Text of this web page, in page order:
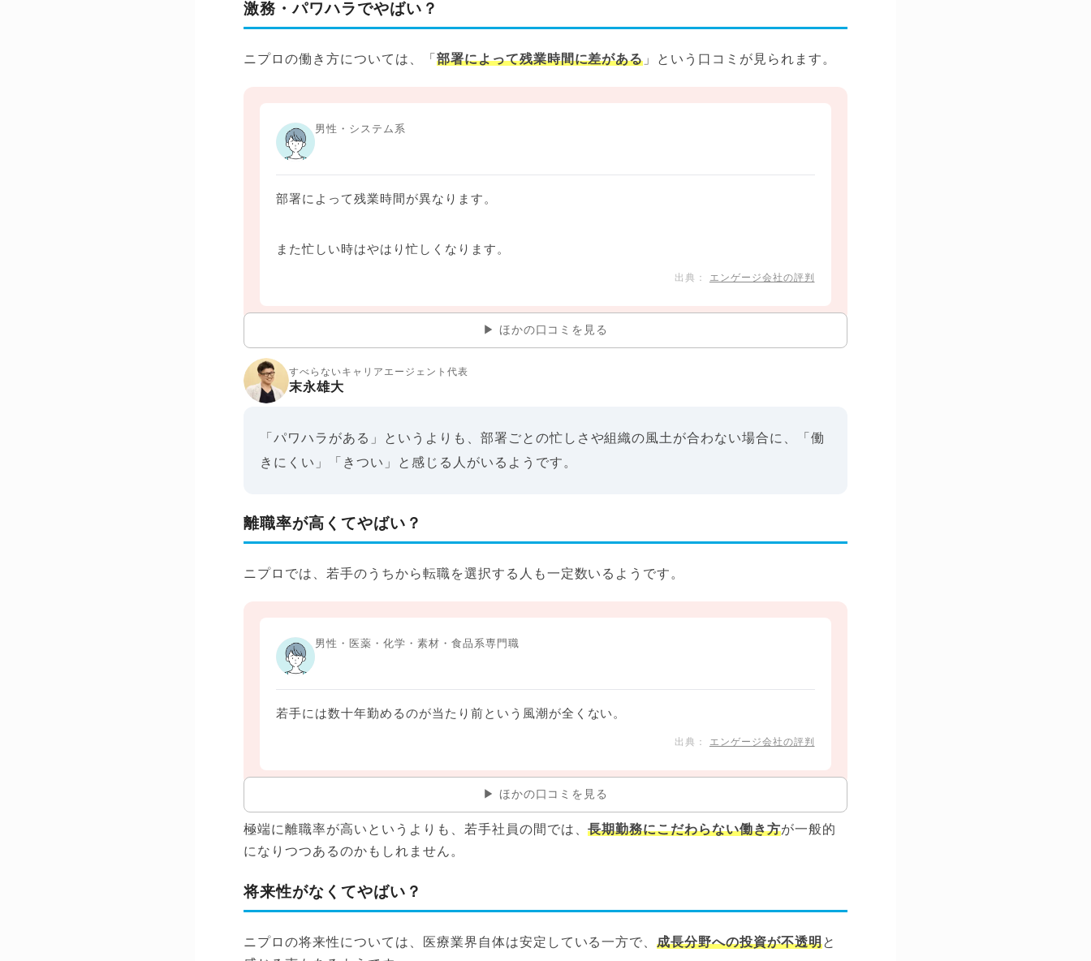
激務・パワハラでやばい？
ニプロの働き方については、「 部署によって残業時間に差がある 」という口コミが見られます。
男性・システム系
部署によって残業時間が異なります。
また忙しい時はやはり忙しくなります。
エンゲージ会社の評判
ほかの口コミを見る
すべらないキャリアエージェント代表
末永雄大
「パワハラがある」というよりも、部署ごとの忙しさや組織の風土が合わない場合に、「働
きにくい」「きつい」と感じる人がいるようです。
離職率が高くてやばい？
ニプロでは、若手のうちから転職を選択する人も一定数いるようです。
男性・医薬・化学・素材・食品系専門職
若手には数十年勤めるのが当たり前という風潮が全くない。
エンゲージ会社の評判
ほかの口コミを見る
極端に離職率が高いというよりも、若手社員の間では、長期勤務にこだわらない働き方が一般的
になりつつあるのかもしれません。
将来性がなくてやばい？
ニプロの将来性については、医療業界自体は安定している一方で、成長分野への投資が不透明と